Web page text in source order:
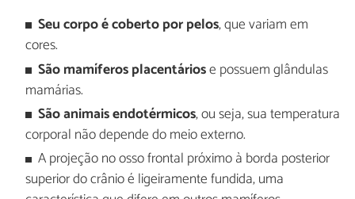
Seu corpo é coberto por pelos, que variam em
cores.
São mamíferos placentáriose possuem glândulas
mamárias.
São animais endotérmicos, ou seja, sua temperatura
corporal não depende do meio externo.
A projeção no osso frontal próximo à borda posterior
superior do crânio é ligeiramente fundida, uma